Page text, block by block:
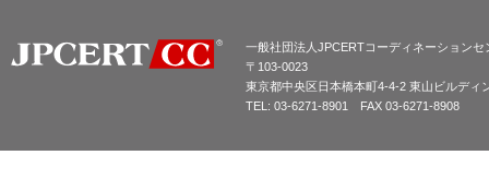
一般社団法人JPCERTコーディネーションセ
〒103-0023
東京都中央区日本橋本町4-4-2 東山ビルディ
TEL: 03-6271-8901 FAX 03-6271-8908